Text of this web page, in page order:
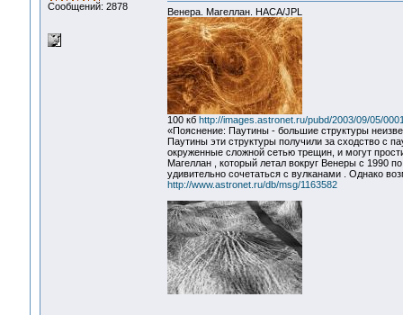
Сообщений: 2878
Венера. Магеллан. НАСА/JPL
100 кб http://images.astronet.ru/pubd/2003/09/05/
«Пояснение: Паутины - большие структуры
Паутины эти структуры получили за сходство с
окруженные сложной сетью трещин, и могут
Магеллан , который летал вокруг Венеры с 1990
удивительно сочетаться с вулканами . Однако
http://www.astronet.ru/db/msg/1163582